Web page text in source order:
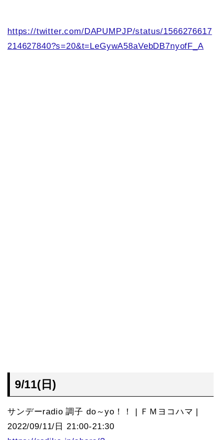
https://twitter.com/DAPUMPJP/status/1566276617
214627840?s=20&t=LeGywA58aVebDB7nyofF_A
9/11(日)
サンデーradio 調子 do～yo！！ | ＦＭヨコハマ |
2022/09/11/日 21:00-21:30